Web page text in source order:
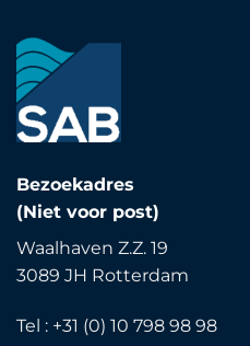
Bezoekadres
(Niet voor post)
Waalhaven Z.Z. 19
3089 JH Rotterdam
Tel : +31 (0) 10 798 98 98